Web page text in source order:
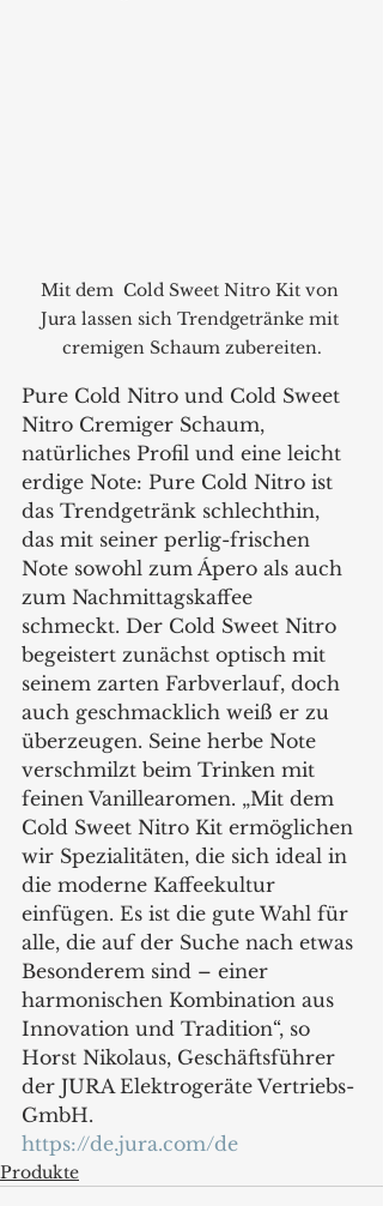
Mit dem  Cold Sweet Nitro Kit von
Jura lassen sich Trendgetränke mit
cremigen Schaum zubereiten.
Pure Cold Nitro und Cold Sweet
Nitro Cremiger Schaum,
natürliches Profil und eine leicht
erdige Note: Pure Cold Nitro ist
das Trendgetränk schlechthin,
das mit seiner perlig-frischen
Note sowohl zum Ápero als auch
zum Nachmittagskaffee
schmeckt. Der Cold Sweet Nitro
begeistert zunächst optisch mit
seinem zarten Farbverlauf, doch
auch geschmacklich weiß er zu
überzeugen. Seine herbe Note
verschmilzt beim Trinken mit
feinen Vanillearomen. „Mit dem
Cold Sweet Nitro Kit ermöglichen
wir Spezialitäten, die sich ideal in
die moderne Kaffeekultur
einfügen. Es ist die gute Wahl für
alle, die auf der Suche nach etwas
Besonderem sind – einer
harmonischen Kombination aus
Innovation und Tradition“, so
Horst Nikolaus, Geschäftsführer
der JURA Elektrogeräte Vertriebs-
GmbH.
https://de.jura.com/de
Produkte